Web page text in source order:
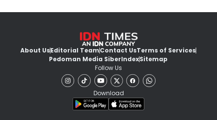
About UsEditorial TeamContact UsTerms of Services
Pedoman Media SiberIndexSitemap
Follow Us
Download